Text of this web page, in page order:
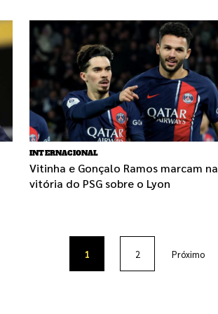
INTERNACIONAL
Vitinha e Gonçalo Ramos marcam na
vitória do PSG sobre o Lyon
1 2 Próximo